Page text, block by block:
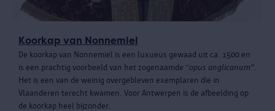
Koorkap van Nonnemiel
De koorkap van Nonnemiel is een luxueus gewaad uit ca. 1500 en
is een prachtig voorbeeld van het zogenaamde “opus anglicanum".
Het is een van de weinig overgebleven exemplaren die in
Vlaanderen terecht kwamen. Voor Antwerpen is de afbeelding op
de koorkap heel bijzonder.